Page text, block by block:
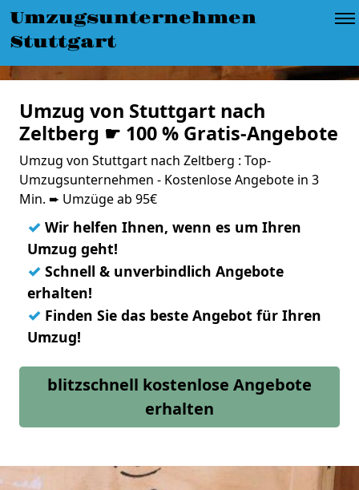
Umzugsunternehmen
Stuttgart
Umzug von Stuttgart nach
Zeltberg ☛ 100 % Gratis-Angebote
Umzug von Stuttgart nach Zeltberg : Top-
Umzugsunternehmen - Kostenlose Angebote in 3
Min. ➨ Umzüge ab 95€
✓ Wir helfen Ihnen, wenn es um Ihren
Umzug geht!
✓ Schnell & unverbindlich Angebote
erhalten!
✓ Finden Sie das beste Angebot für Ihren
Umzug!
blitzschnell kostenlose Angebote
erhalten